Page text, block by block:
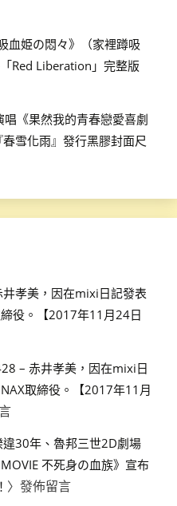
血姫の悶々》（家裡蹲吸
Red Liberation」完整版
《果然我的青春戀愛喜劇
雪化雨』發行黑膠封面尺
孝美，因在mixi日記發表
役。【2017年11月24日
– 赤井孝美，因在mixi日
取締役。【2017年11月
30年、魯邦三世2D劇場
不死身の血族》宣布
〉發佈留言